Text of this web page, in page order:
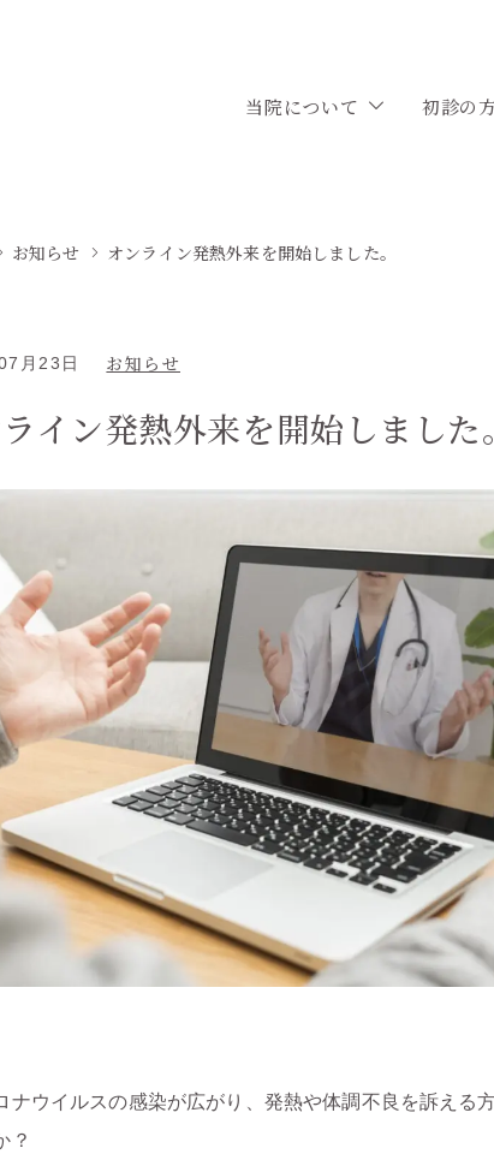
当院について 初診の
お知らせ オンライン発熱外来を開始しました。
月23日 お知らせ
イン発熱外来を開始しました。
ナウイルスの感染が広がり、発熱や体調不良を訴える
？